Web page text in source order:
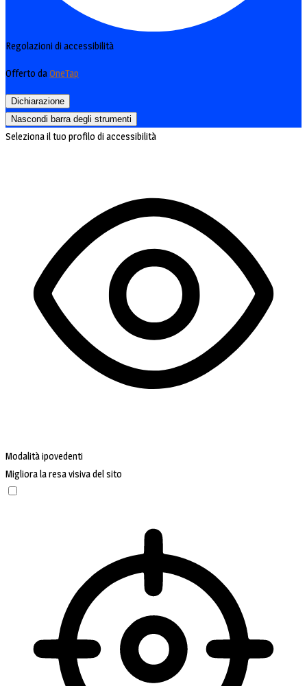
Regolazioni di accessibilità
Offerto daOneTap
Dichiarazione
Nascondi barra degli strumenti
Seleziona il tuo profilo di accessibilità
Modalità ipovedenti
Migliora la resa visiva del sito